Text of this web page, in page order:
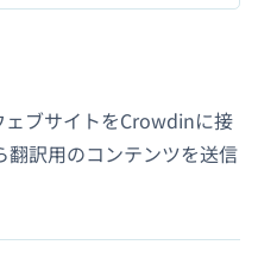
ブサイトをCrowdinに接
訳用のコンテンツを送信